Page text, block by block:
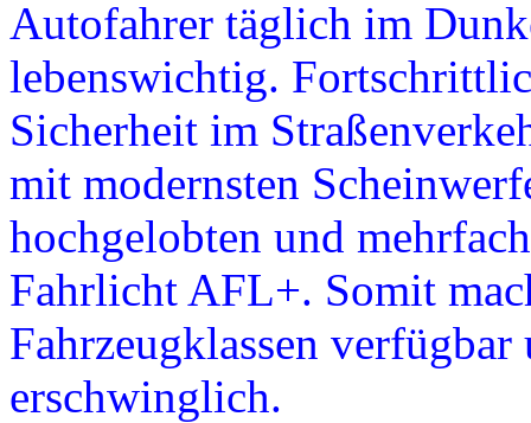
Autofahrer täglich im
lebenswichtig.
Sicherheit im
mit modernsten
hochgelobten und
Fahrlicht AFL+. Somit
Fahrzeugklassen
erschwinglich.